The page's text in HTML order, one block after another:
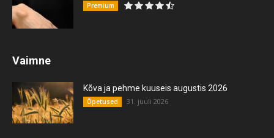
Premium
Vaimne
Kõva ja pehme kuuseis augustis 2026
Õpetused 31. juuli 2026